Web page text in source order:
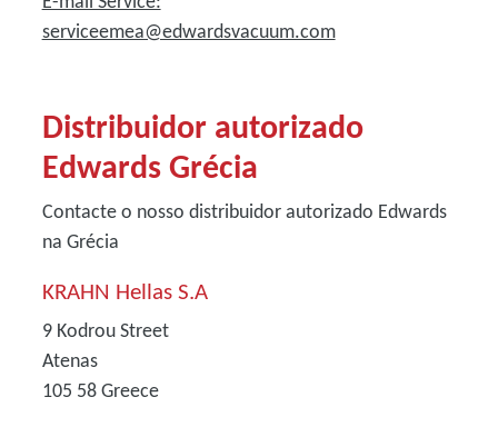
serviceemea@edwardsvacuum.com
Distribuidor autorizado
Edwards Grécia
Contacte o nosso distribuidor autorizado Edwards
na Grécia
KRAHN Hellas S.A
9 Kodrou Street
Atenas
105 58Greece